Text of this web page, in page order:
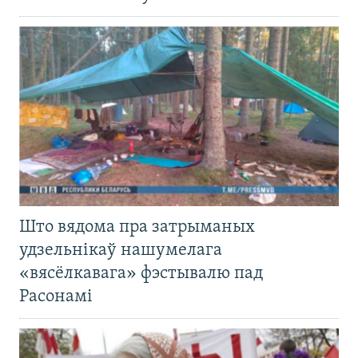
Што вядома пра затрыманых
удзельнікаў нашумелага
«вясёлкавага» фэстывалю пад
Расонамі